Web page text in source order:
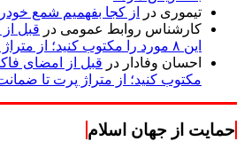
تیموری در
از کجا بفهمیم شمع
کارشناس روابط عمومی در قبل
این ۸ مورد را مکتوب کنید؛ از متراژ پرت تا ضمانت نصب
احسان وفادار در
مکتوب کنید؛ از متراژ پرت تا
حمایت از جهان اسلام